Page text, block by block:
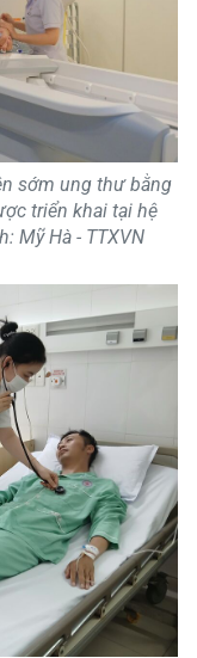
sớm ung thư bằng
triển khai tại hệ
Mỹ Hà - TTXVN